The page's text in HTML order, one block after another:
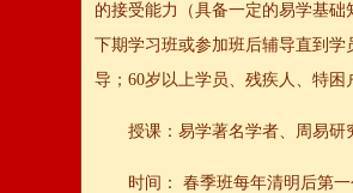
的接受能力（具备一定的易学基
下期学习班或参加班后辅导直到
导；60岁以上学员、残疾人、特困
授课：易学著名学者、周易
时间： 春季班每年清明后第